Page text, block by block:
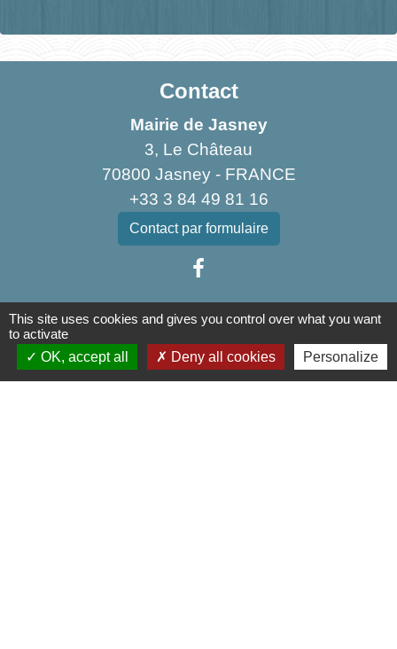
Contact
Mairie de Jasney
3, Le Château
70800 Jasney - FRANCE
+33 3 84 49 81 16
Contact par formulaire
Liens
Communauté de Communes de la Haute Comté
This site uses cookies and gives you control over what you want
to activate
OK, accept all
Deny all cookies Personalize